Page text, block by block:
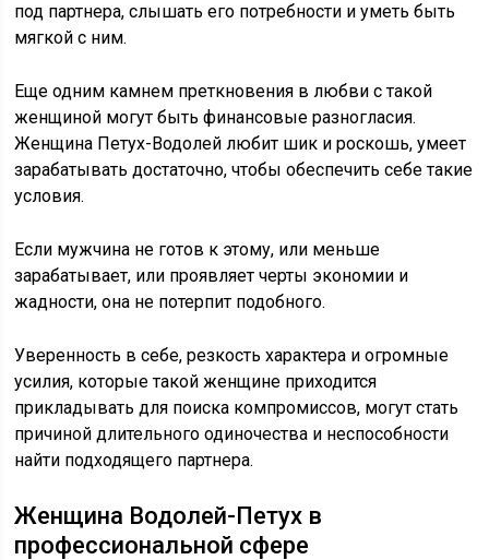
под партнера, слышать его потребности и уметь быть
мягкой с ним.
Еще одним камнем преткновения в любви с такой
женщиной могут быть финансовые разногласия.
Женщина Петух-Водолей любит шик и роскошь, умеет
зарабатывать достаточно, чтобы обеспечить себе такие
условия.
Если мужчина не готов к этому, или меньше
зарабатывает, или проявляет черты экономии и
жадности, она не потерпит подобного.
Уверенность в себе, резкость характера и огромные
усилия, которые такой женщине приходится
прикладывать для поиска компромиссов, могут стать
причиной длительного одиночества и неспособности
найти подходящего партнера.
Женщина Водолей-Петух в
профессиональной сфере